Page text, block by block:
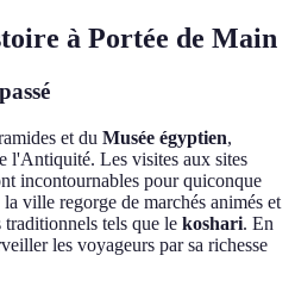
à Portée de Main
et du Musée égyptien,
l'Antiquité. Les visites aux sites
incontournables pour quiconque
ville regorge de marchés animés et
traditionnels tels que le koshari. En
les voyageurs par sa richesse